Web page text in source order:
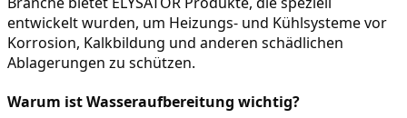
entwickelt wurden, um Heizungs- und Kühlsysteme vor
Korrosion, Kalkbildung und anderen schädlichen
Ablagerungen zu schützen.
Warum ist Wasseraufbereitung wichtig?